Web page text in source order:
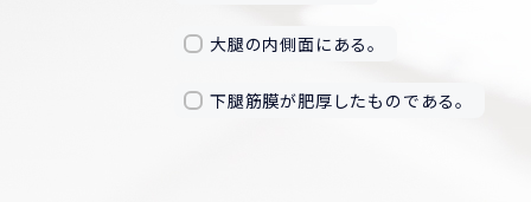
大腿の内側面にある。
下腿筋膜が肥厚したものである。